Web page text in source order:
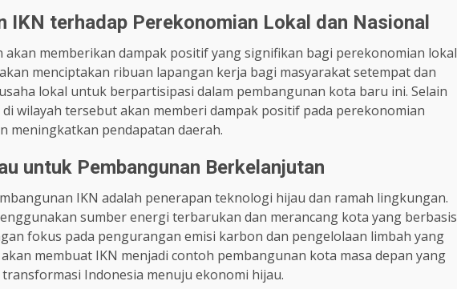
IKN terhadap Perekonomian Lokal dan Nasional
memberikan dampak positif yang signifikan bagi perekonomian lokal
menciptakan ribuan lapangan kerja bagi masyarakat setempat dan
lokal untuk berpartisipasi dalam pembangunan kota baru ini. Selain
wilayah tersebut akan memberi dampak positif pada perekonomian
meningkatkan pendapatan daerah.
untuk Pembangunan Berkelanjutan
IKN adalah penerapan teknologi hijau dan ramah lingkungan.
sumber energi terbarukan dan merancang kota yang berbasis
fokus pada pengurangan emisi karbon dan pengelolaan limbah yang
membuat IKN menjadi contoh pembangunan kota masa depan yang
Indonesia menuju ekonomi hijau.